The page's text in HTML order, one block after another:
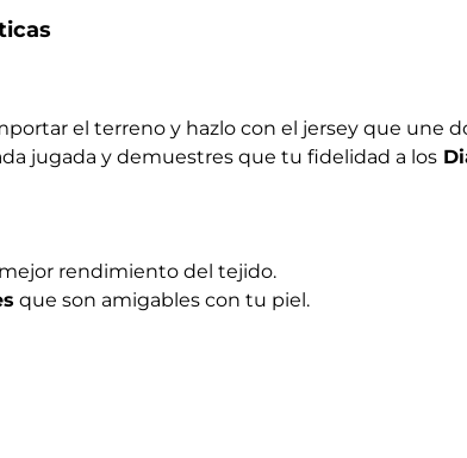
el terreno y hazlo con el jersey que une
jugada y demuestres que tu fidelidad a los
rendimiento del tejido.
que son amigables con tu piel.